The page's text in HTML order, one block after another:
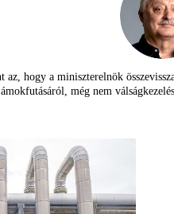
hogy a miniszterelnök
még nem